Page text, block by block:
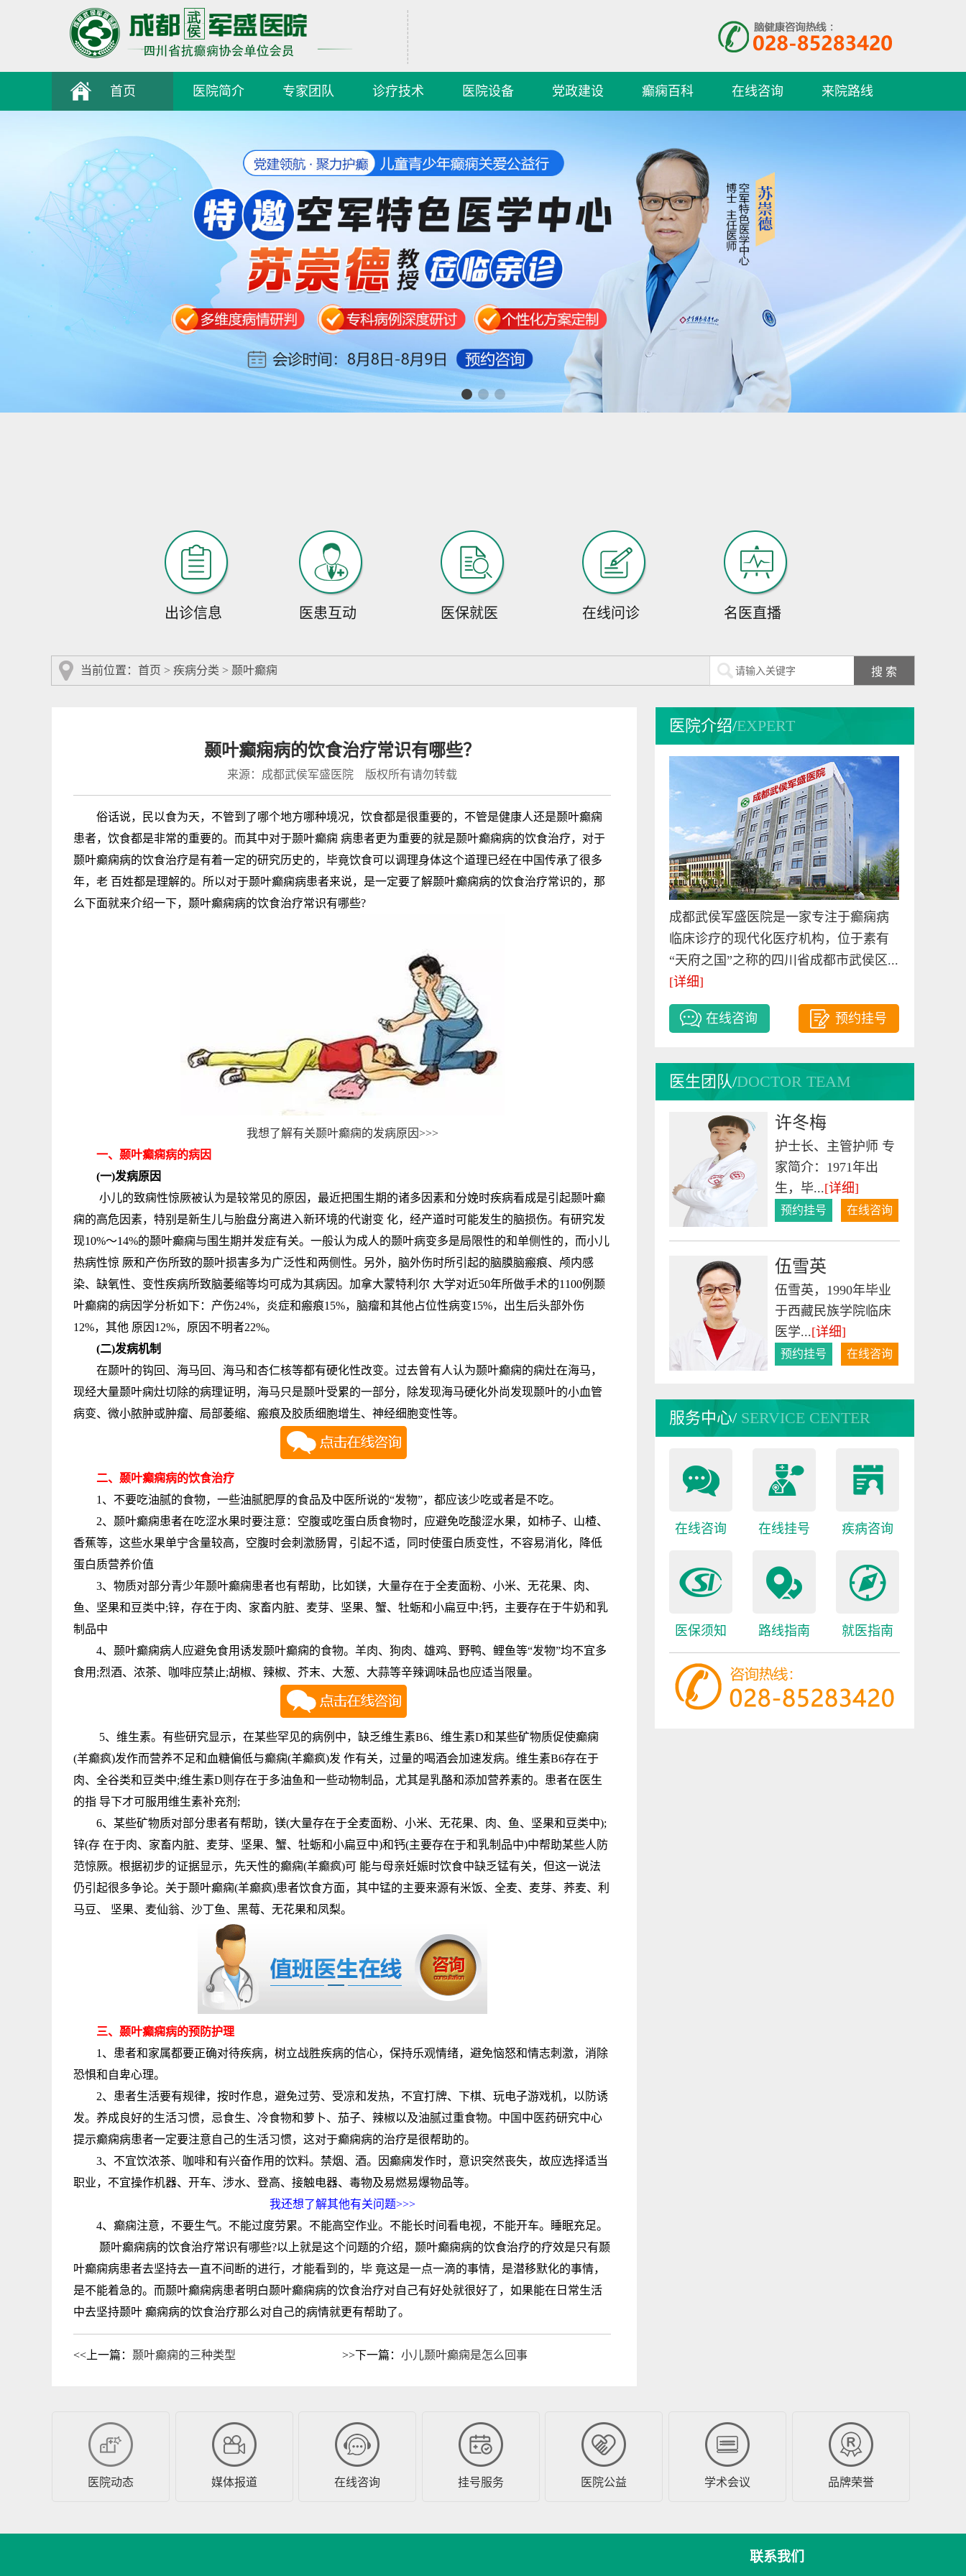
首页 医院简介 专家团队 诊疗技术 医院设备 党政建设 癫痫百科 在线咨询 来院路线
出诊信息 医患互动 医保就医 在线问诊 名医直播
当前位置： 首页 > 疾病分类 > 颞叶癫痫
颞叶癫痫病的饮食治疗常识有哪些？
来源：成都武侯军盛医院 版权所有请勿转载
俗话说，民以食为天，不管到了哪个地方哪种境况，饮食都是很重要的，不管是健康人还是颞叶癫痫
患者，饮食都是非常的重要的。而其中对于颞叶癫痫 病患者更为重要的就是颞叶癫痫病的饮食治疗，对于
颞叶癫痫病的饮食治疗是有着一定的研究历史的，毕竟饮食可以调理身体这个道理已经在中国传承了很多
年，老 百姓都是理解的。所以对于颞叶癫痫病患者来说，是一定要了解颞叶癫痫病的饮食治疗常识的，那
么下面就来介绍一下，颞叶癫痫病的饮食治疗常识有哪些?
我想了解有关颞叶癫痫的发病原因>>>
一、颞叶癫痫病的病因
(一)发病原因
小儿的致痫性惊厥被认为是较常见的原因，最近把围生期的诸多因素和分娩时疾病看成是引起颞叶癫
痫的高危因素，特别是新生儿与胎盘分离进入新环境的代谢变 化，经产道时可能发生的脑损伤。有研究发
现10%～14%的颞叶癫痫与围生期并发症有关。一般认为成人的颞叶病变多是局限性的和单侧性的，而小儿
热病性惊 厥和产伤所致的颞叶损害多为广泛性和两侧性。另外，脑外伤时所引起的脑膜脑瘢痕、颅内感
染、缺氧性、变性疾病所致脑萎缩等均可成为其病因。加拿大蒙特利尔 大学对近50年所做手术的1100例颞
叶癫痫的病因学分析如下：产伤24%，炎症和瘢痕15%，脑瘤和其他占位性病变15%，出生后头部外伤
12%，其他 原因12%，原因不明者22%。
(二)发病机制
在颞叶的钩回、海马回、海马和杏仁核等都有硬化性改变。过去曾有人认为颞叶癫痫的痫灶在海马，
现经大量颞叶痫灶切除的病理证明，海马只是颞叶受累的一部分，除发现海马硬化外尚发现颞叶的小血管
病变、微小脓肿或肿瘤、局部萎缩、瘢痕及胶质细胞增生、神经细胞变性等。
二、颞叶癫痫病的饮食治疗
1、不要吃油腻的食物，一些油腻肥厚的食品及中医所说的“发物”，都应该少吃或者是不吃。
2、颞叶癫痫患者在吃涩水果时要注意：空腹或吃蛋白质食物时，应避免吃酸涩水果，如柿子、山楂、
香蕉等，这些水果单宁含量较高，空腹时会刺激肠胃，引起不适，同时使蛋白质变性，不容易消化，降低
蛋白质营养价值
3、物质对部分青少年颞叶癫痫患者也有帮助，比如镁，大量存在于全麦面粉、小米、无花果、肉、
鱼、坚果和豆类中;锌，存在于肉、家畜内脏、麦芽、坚果、蟹、牡蛎和小扁豆中;钙，主要存在于牛奶和乳
制品中
4、颞叶癫痫病人应避免食用诱发颞叶癫痫的食物。羊肉、狗肉、雄鸡、野鸭、鲤鱼等“发物”均不宜多
食用;烈酒、浓茶、咖啡应禁止;胡椒、辣椒、芥末、大葱、大蒜等辛辣调味品也应适当限量。
5、维生素。有些研究显示，在某些罕见的病例中，缺乏维生素B6、维生素D和某些矿物质促使癫痫
(羊癫疯)发作而营养不足和血糖偏低与癫痫(羊癫疯)发 作有关，过量的喝酒会加速发病。维生素B6存在于
肉、全谷类和豆类中;维生素D则存在于多油鱼和一些动物制品，尤其是乳酪和添加营养素的。患者在医生
的指 导下才可服用维生素补充剂;
6、某些矿物质对部分患者有帮助，镁(大量存在于全麦面粉、小米、无花果、肉、鱼、坚果和豆类中);
锌(存 在于肉、家畜内脏、麦芽、坚果、蟹、牡蛎和小扁豆中)和钙(主要存在于和乳制品中)中帮助某些人防
范惊厥。根据初步的证据显示，先天性的癫痫(羊癫疯)可 能与母亲妊娠时饮食中缺乏锰有关，但这一说法
仍引起很多争论。关于颞叶癫痫(羊癫疯)患者饮食方面，其中锰的主要来源有米饭、全麦、麦芽、荞麦、利
马豆、 坚果、麦仙翁、沙丁鱼、黑莓、无花果和凤梨。
三、颞叶癫痫病的预防护理
1、患者和家属都要正确对待疾病，树立战胜疾病的信心，保持乐观情绪，避免恼怒和情志刺激，消除
恐惧和自卑心理。
2、患者生活要有规律，按时作息，避免过劳、受凉和发热，不宜打牌、下棋、玩电子游戏机，以防诱
发。养成良好的生活习惯，忌食生、冷食物和萝卜、茄子、辣椒以及油腻过重食物。中国中医药研究中心
提示癫痫病患者一定要注意自己的生活习惯，这对于癫痫病的治疗是很帮助的。
3、不宜饮浓茶、咖啡和有兴奋作用的饮料。禁烟、酒。因癫痫发作时，意识突然丧失，故应选择适当
职业，不宜操作机器、开车、涉水、登高、接触电器、毒物及易燃易爆物品等。
我还想了解其他有关问题>>>
4、癫痫注意，不要生气。不能过度劳累。不能高空作业。不能长时间看电视，不能开车。睡眠充足。
颞叶癫痫病的饮食治疗常识有哪些?以上就是这个问题的介绍，颞叶癫痫病的饮食治疗的疗效是只有颞
叶癫痫病患者去坚持去一直不间断的进行，才能看到的，毕 竟这是一点一滴的事情，是潜移默化的事情，
是不能着急的。而颞叶癫痫病患者明白颞叶癫痫病的饮食治疗对自己有好处就很好了，如果能在日常生活
中去坚持颞叶 癫痫病的饮食治疗那么对自己的病情就更有帮助了。
<<上一篇： 颞叶癫痫的三种类型 >>下一篇： 小儿颞叶癫痫是怎么回事
医院介绍/EXPERT
成都武侯军盛医院是一家专注于癫痫病
临床诊疗的现代化医疗机构，位于素有
“天府之国”之称的四川省成都市武侯区...
[详细]
在线咨询 预约挂号
医生团队/DOCTOR TEAM
家简介：1971年出
生，毕...[详细]
预约挂号 在线咨询
从事癫痫病临床诊
疗、科研15年，具备
扎实的...
[详细]
预约挂号
李恩
李征
致力于中西医结合癫
痫病的临床医学科研
杜亚文
成都武侯军盛医院业
会...[详细]
预约挂号 在线咨询
廖贵金
中医科主任 出生于
1952年10月18日，中
医科主...[详细]
预约挂号 在线咨询
护士长、主管护师 专
家简介：1971年出
预约挂号 在线咨询
伍雪英
伍雪英，1990年毕业
于西藏民族学院临床
医学...[详细]
预约挂号 在线咨询
游高升
从事癫痫病临床诊
疗、科研15年，具备
扎实的...[详细]
预约挂号 在线咨询
服务中心/ SERVICE CENTER
在线咨询 在线挂号 疾病咨询
医保须知 路线指南 就医指南
医院动态 媒体报道 在线咨询 挂号服务 医院公益 学术会议 品牌荣誉
联系我们